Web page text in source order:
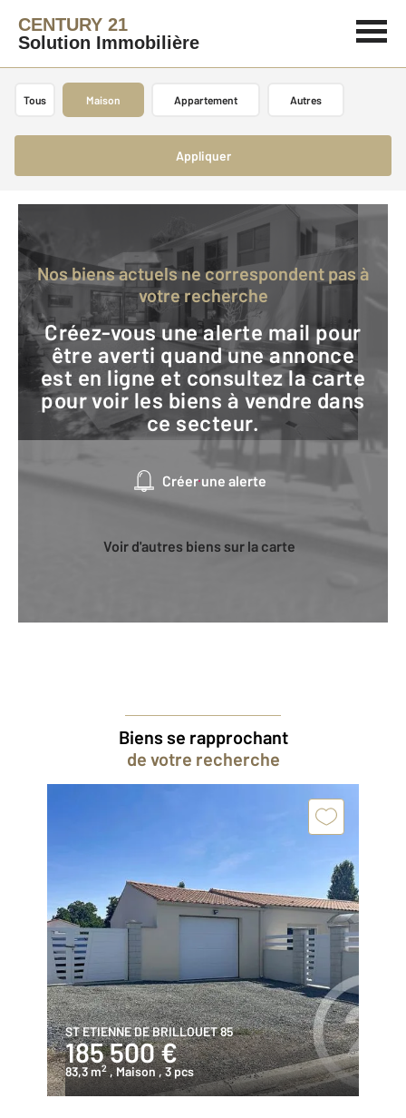
CENTURY 21
Solution Immobilière
Tous Maison Appartement Autres
Appliquer
Nos biens actuels ne correspondent pas à
votre recherche
Créez-vous une alerte mail pour
être averti quand une annonce
est en ligne et consultez la carte
pour voir les biens à vendre dans
ce secteur.
Créer une alerte
Voir d'autres biens sur la carte
Biens se rapprochant
de votre recherche
ST ETIENNE DE BRILLOUET 85
185 500 €
83,3 m2 , Maison, 3 pcs